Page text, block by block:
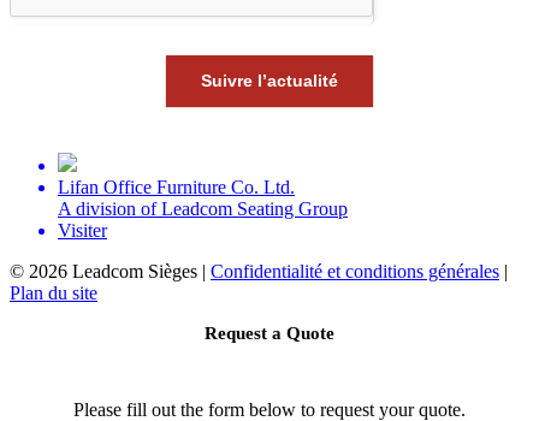
Suivre l’actualité
Lifan Office Furniture Co. Ltd.
A division of Leadcom Seating Group
Visiter
© 2026 Leadcom Sièges | Confidentialité et conditions générales |
Plan du site
Request a Quote
Please fill out the form below to request your quote.